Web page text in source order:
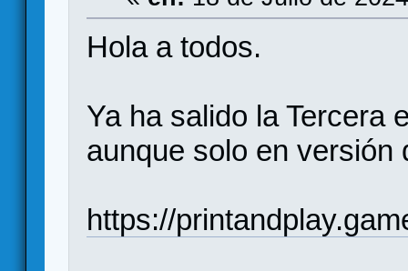
Hola a todos.
Ya ha salido la Tercera
aunque solo en versión
https://